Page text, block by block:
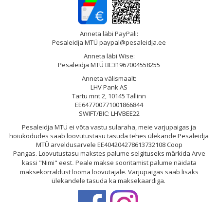
Anneta läbi PayPali:
Pesaleidja MTÜ paypal@pesaleidja.ee
Anneta läbi Wise:
Pesaleidja MTÜ BE31967004558255
Anneta välismaalt:
LHV Pank AS
Tartu mnt 2, 10145 Tallinn
EE647700771001866844
SWIFT/BIC: LHVBEE22
Pesaleidja MTÜ ei võta vastu sularaha, meie varjupaigas ja
hoiukodudes saab loovutustasu tasuda tehes ülekande Pesaleidja
MTÜ arveldusarvele EE404204278613732108 Coop
Pangas.
Loovutustasu makstes palume selgituseks märkida Arve
kassi "Nimi" eest. Peale makse sooritamist palume näidata
maksekorraldust looma loovutajale. Varjupaigas saab lisaks
ülekandele tasuda ka maksekaardiga.